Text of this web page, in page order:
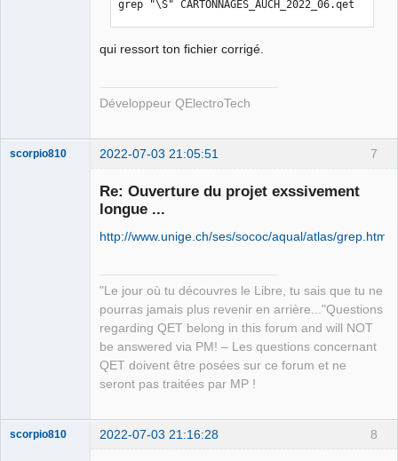
grep "\S" CARTONNAGES_AUCH_2022_06.qet
qui ressort ton fichier corrigé.
Développeur QElectroTech
7
scorpio810 2022-07-03 21:05:51
Re: Ouverture du projet exssivement
longue ...
http://www.unige.ch/ses/sococ/aqual/atlas/grep.html
"Le jour où tu découvres le Libre, tu sais que tu ne
pourras jamais plus revenir en arrière..."Questions
regarding QET belong in this forum and will NOT
be answered via PM! – Les questions concernant
QET doivent être posées sur ce forum et ne
seront pas traitées par MP !
8
scorpio810 2022-07-03 21:16:28